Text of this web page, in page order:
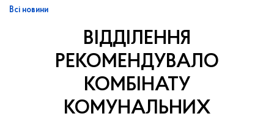
вВсі новини
ВІДДІЛЕННЯ
РЕКОМЕНДУВАЛО
КОМБІНАТУ
КОМУНАЛЬНИХ